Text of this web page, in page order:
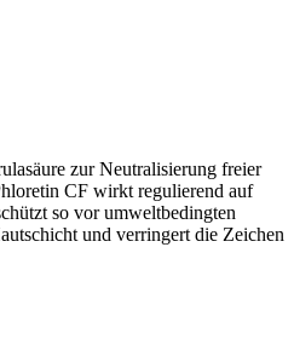
zur Neutralisierung freier
CF wirkt regulierend auf
so vor umweltbedingten
und verringert die Zeichen